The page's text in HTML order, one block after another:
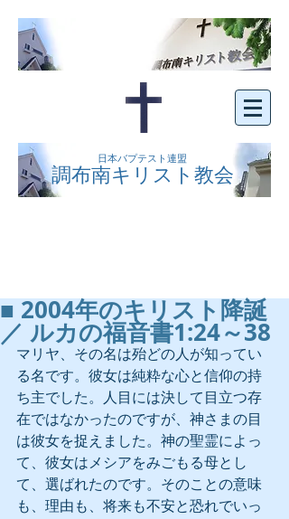
日本バプテスト連盟
調布南キリスト教会
■ 2004年のキリスト降誕
／ ルカの福音書1:24～38
マリヤ、その名は殆どの人が知ってい
る名です。彼女は純粋な心と信仰の持
ち主でした。人目には決して目立つ存
在ではなかったのですが、神さまの目
は彼女を捉えました。神の聖霊によっ
て、彼女はメシアをみごもる母とし
て、選ばれたのです。そのことの意味
も、理由も、将来も不安と恐れでいっ